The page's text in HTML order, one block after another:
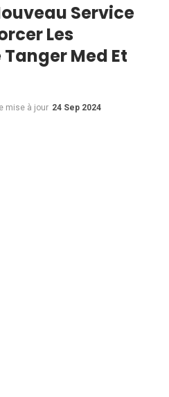
Service
Les
Med Et
mise à jour 24 Sep 2024